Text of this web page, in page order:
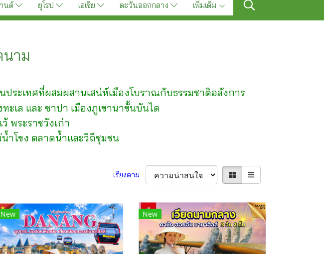
นต์ ยุโรป เอเชีย ตะวันออกกลาง เพิ่มเติม
นาม
ประเทศที่ผสมผสานเสน่ห์เมืองโบราณกับธรรมชาติอลังการ
ะเล และ ซาปา เมืองภูเขานาขั้นบันได
พระราชวังเก่า
ำโขง ตลาดน้ำและวิถีชุมชน
เรียงตาม
New New